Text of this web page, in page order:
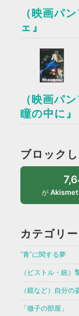
（映画パ
ェ』
（映画パ
瞳の中に』
ブロック
がAkismet
カテゴリー
”青”に関する夢
（ピストル・銃）
（鏡など）自分の
「徹子の部屋」